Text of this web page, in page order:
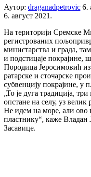
Аутор: draganadpetrovic 6.
6. август 2021.
На територији Сремске
регистрованих
министарства и града,
и подстицаје покрајине,
Породица Јеросимовић
ратарске и сточарске
субвенцију покрајине, у
„То је дуга традиција,
опстане на селу, уз
Не идем на море, али ово
пластнику“, каже
Засавице.